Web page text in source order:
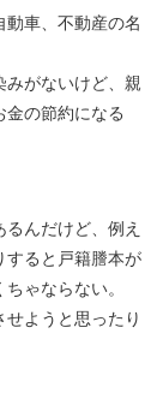
動車、不動産の名
みがないけど、親
金の節約になる
んだけど、例え
すると戸籍謄本が
ゃならない。
ようと思ったり